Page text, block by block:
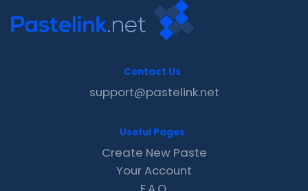
Contact Us
support@pastelink.net
Useful Pages
Create New Paste
Your Account